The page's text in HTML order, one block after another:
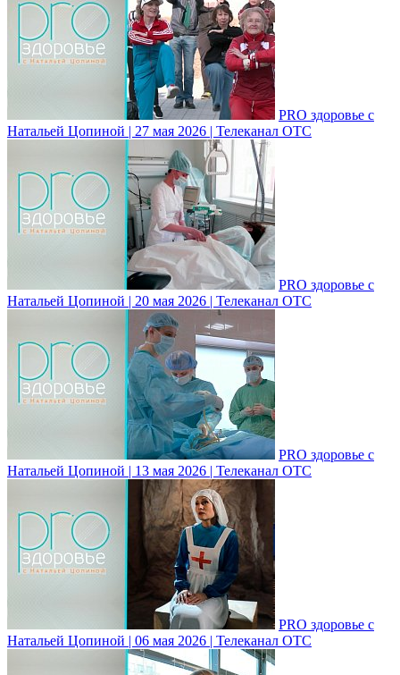
PRO здоровье с
Натальей Цопиной | 27 мая 2026 | Телеканал ОТС
PRO здоровье с
Натальей Цопиной | 20 мая 2026 | Телеканал ОТС
PRO здоровье с
Натальей Цопиной | 13 мая 2026 | Телеканал ОТС
PRO здоровье с
Натальей Цопиной | 06 мая 2026 | Телеканал ОТС